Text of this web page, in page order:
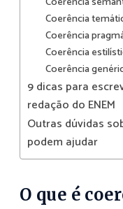
Coerência
Coerência
Coerência
Coerência
9 dicas para
redação do ENEM
Outras dúvidas
podem ajudar
O que é